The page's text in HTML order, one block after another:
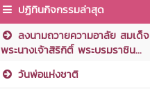
ปฏิทินกิจกรรมล่าสุด
ลงนามถวายความอาลัย สมเด็จ
พระนางเจ้าสิริกิติ์ พระบรมราชิน...
วันพ่อแห่งชาติ